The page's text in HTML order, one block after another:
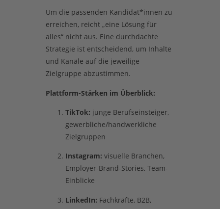
Um die passenden Kandidat*innen zu
erreichen, reicht „eine Lösung für
alles“ nicht aus. Eine durchdachte
Strategie ist entscheidend, um Inhalte
und Kanäle auf die jeweilige
Zielgruppe abzustimmen.
Plattform-Stärken im Überblick:
TikTok: junge Berufseinsteiger,
gewerbliche/handwerkliche
Zielgruppen
Instagram: visuelle Branchen,
Employer-Brand-Stories, Team-
Einblicke
LinkedIn: Fachkräfte, B2B,